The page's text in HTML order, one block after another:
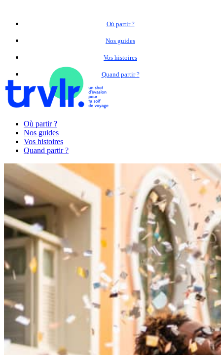
Où partir ?
Nos guides
Vos histoires
Quand partir ?
Où partir ?
Nos guides
Vos histoires
Quand partir ?